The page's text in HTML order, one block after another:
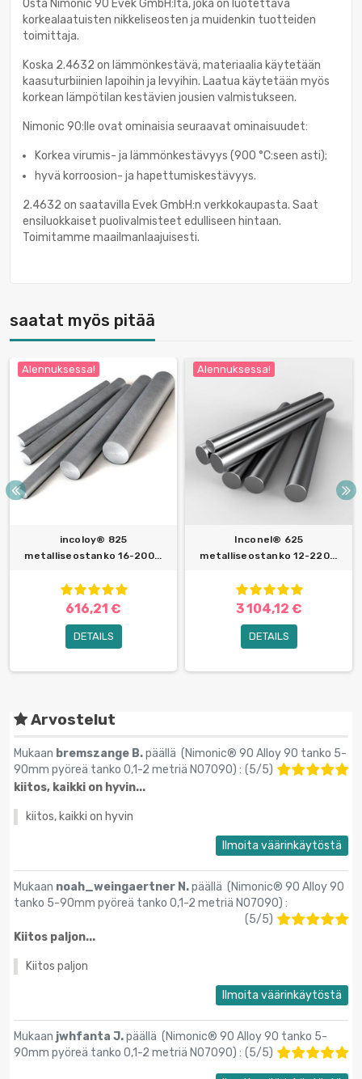
Osta Nimonic 90 Evek GmbH:lta, joka on luotettava
korkealaatuisten nikkeliseosten ja muidenkin tuotteiden
toimittaja.
Koska 2.4632 on lämmönkestävä, materiaalia käytetään
kaasuturbiinien lapoihin ja levyihin. Laatua käytetään myös
korkean lämpötilan kestävien jousien valmistukseen.
Nimonic 90:lle ovat ominaisia seuraavat ominaisuudet:
Korkea virumis- ja lämmönkestävyys (900 °C:seen asti);
hyvä korroosion- ja hapettumiskestävyys.
2.4632 on saatavilla Evek GmbH:n verkkokaupasta. Saat
ensiluokkaiset puolivalmisteet edulliseen hintaan.
Toimitamme maailmanlaajuisesti.
saatat myös pitää
Alennuksessa!
incoloy® 825
metalliseostanko 16-200...
616,21 €
DETAILS
Alennuksessa!
Inconel® 625
metalliseostanko 12-220...
3 104,12 €
DETAILS
Arvostelut
Mukaan bremszange B.päällä (Nimonic® 90 Alloy 90 tanko 5-
90mm pyöreä tanko 0,1-2 metriä N07090) : (5/5)
kiitos, kaikki on hyvin...
kiitos, kaikki on hyvin
Ilmoita väärinkäytöstä
Mukaan noah_weingaertner N.päällä (Nimonic® 90 Alloy 90
tanko 5-90mm pyöreä tanko 0,1-2 metriä N07090) :
(5/5)
Kiitos paljon...
Kiitos paljon
Ilmoita väärinkäytöstä
Mukaan jwhfanta J.päällä (Nimonic® 90 Alloy 90 tanko 5-
90mm pyöreä tanko 0,1-2 metriä N07090) : (5/5)